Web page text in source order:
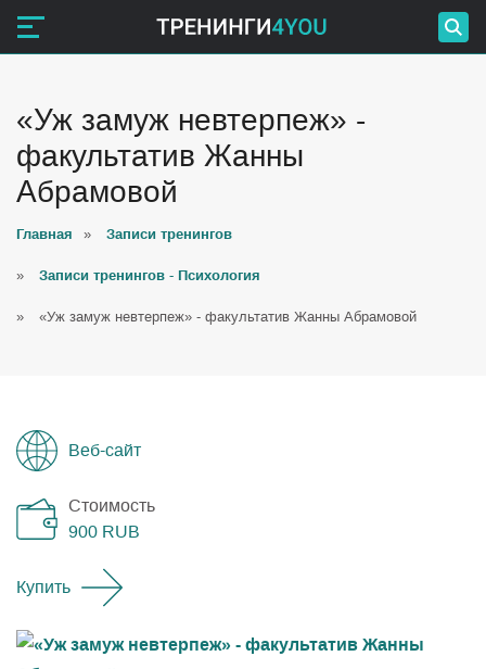
«Уж замуж невтерпеж» -
факультатив Жанны
Абрамовой
Главная » Записи тренингов
» Записи тренингов - Психология
» «Уж замуж невтерпеж» - факультатив Жанны Абрамовой
Веб-сайт
Стоимость
900 RUB
Купить